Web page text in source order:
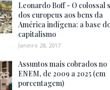
Leonardo Boff - O colossal
dos europeus aos bens da
América indígena: a base
capitalismo
Janeiro 28, 2017
Assuntos mais cobrados no
ENEM, de 2009 a 2025 (em
porcentagem)